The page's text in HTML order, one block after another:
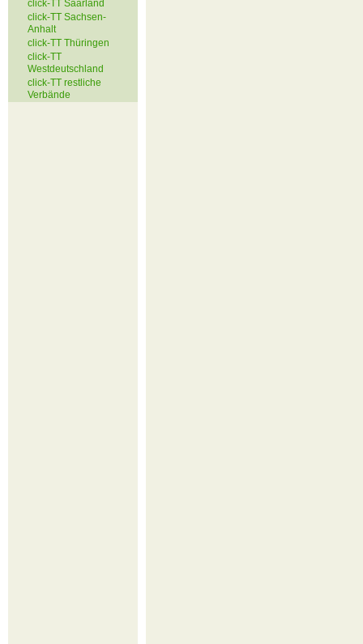
click-TT Saarland
click-TT Sachsen-
Anhalt
click-TT Thüringen
click-TT
Westdeutschland
click-TT restliche
Verbände